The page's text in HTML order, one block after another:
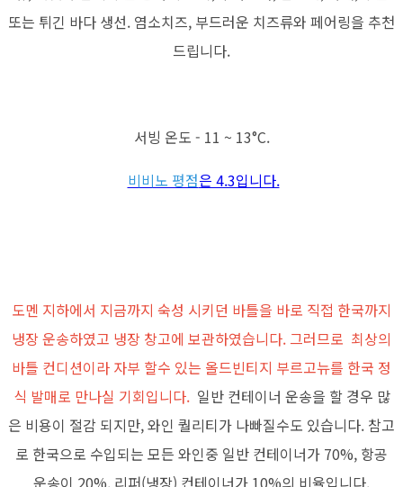
또는 튀긴 바다 생선. 염소치즈, 부드러운 치즈류와 페어링을 추천
드립니다.
서빙 온도 - 11 ~ 13°C.
비비노 평점은 4.3입니다.
도멘 지하에서 지금까지 숙성 시키던 바틀을 바로 직접 한국까지
냉장 운송하였고 냉장 창고에 보관하였습니다. 그러므로 최상의
바틀 컨디션이라 자부 할수 있는 올드빈티지 부르고뉴를 한국 정
식 발매로 만나실 기회입니다.일반 컨테이너 운송을 할 경우 많
은 비용이 절감 되지만, 와인 퀄리티가 나빠질수도 있습니다. 참고
로 한국으로 수입되는 모든 와인중 일반 컨테이너가 70%, 항공
운송이 20%, 리퍼(냉장) 컨테이너가 10%의 비율입니다.